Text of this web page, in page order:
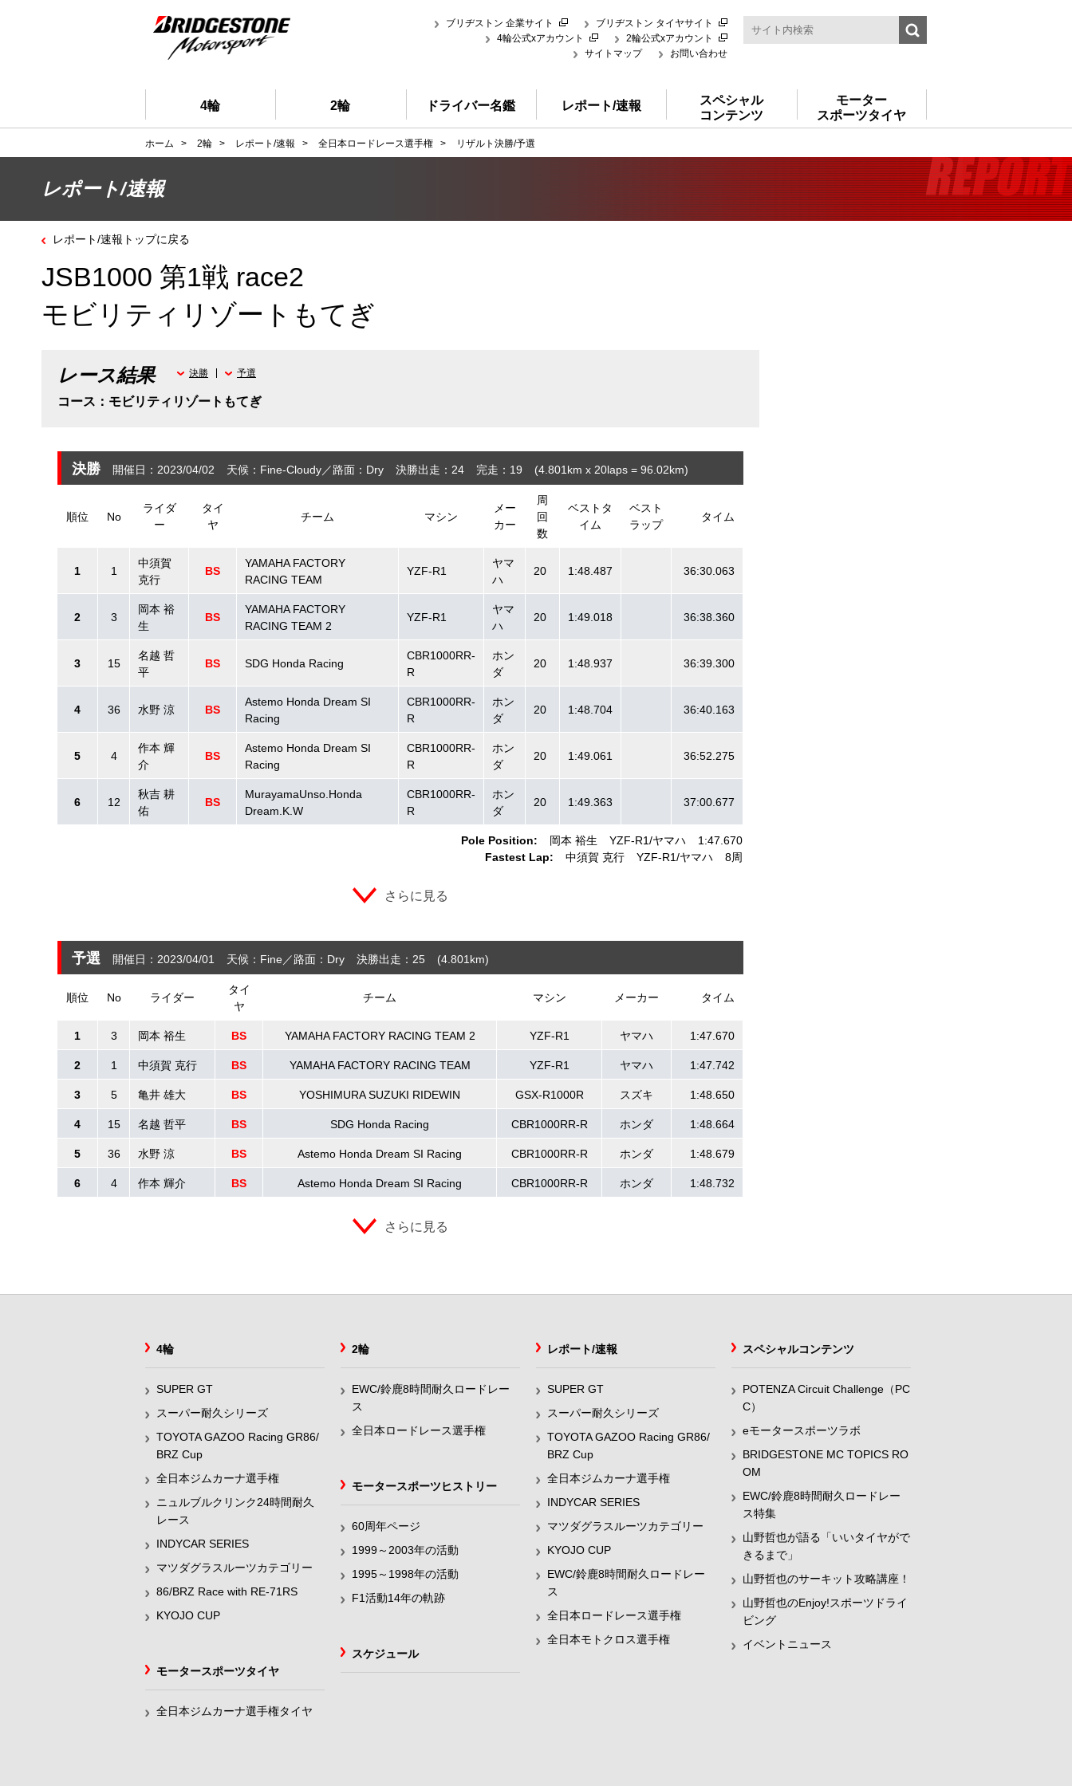
ブリヂストン 企業サイト
ブリヂストン タイヤサイト
4輪公式xアカウント
2輪公式xアカウント
サイトマップ
お問い合わせ
4輪 2輪 ドライバー名鑑 レポート/速報
スペシャル
コンテンツ
モーター
スポーツタイヤ
ホーム > 2輪 > レポート/速報 > 全日本ロードレース選手権 > リザルト決勝/予選
レポート/速報
レポート/速報トップに戻る
JSB1000 第1戦 race2
モビリティリゾートもてぎ
レース結果
コース：モビリティリゾートもてぎ
決勝 予選
決勝 開催日：2023/04/02 天候：Fine-Cloudy 路面：Dry 決勝出走：24 完走：19 (4.801 km x 20laps = 96.02km)
順位 No
ライダ
ー
タイ
ヤ
チーム マシン
メー
カー
周
回
数
ベストタ
イム
ベスト
ラップ
タイム
Pole Position: 岡本 裕生 YZF-R1 ヤマハ
1:47.670
Fastest Lap:
中須賀 克行 YZF-R1 ヤマハ 8周
1 1
中須賀
克行
BS
YAMAHA FACTORY
RACING TEAM
YZF-R1
ヤマ
ハ
20 1:48.487 36:30.063
2 3
岡本 裕
生
BS
YAMAHA FACTORY
RACING TEAM 2
YZF-R1
ヤマ
ハ
20 1:49.018 36:38.360
3 15
名越 哲
平
BS SDG Honda Racing
CBR1000RR-
R
ホン
ダ
20 1:48.937 36:39.300
4 36 水野 涼 BS
Astemo Honda Dream SI
Racing
CBR1000RR-
R
ホン
ダ
20 1:48.704 36:40.163
5 4
作本 輝
介
BS
Astemo Honda Dream SI
Racing
CBR1000RR-
R
ホン
ダ
20 1:49.061 36:52.275
6 12
秋吉 耕
佑
BS
MurayamaUnso.Honda
Dream.K.W
CBR1000RR-
R
ホン
ダ
20 1:49.363 37:00.677
さらに見る
予選 開催日：2023/04/01 天候：Fine 路面：Dry 決勝出走：25 (4.801 km)
順位 No ライダー
タイ
ヤ
チーム マシン メーカー タイム
1 3 岡本 裕生 BS YAMAHA FACTORY RACING TEAM 2 YZF-R1 ヤマハ 1:47.670
2 1 中須賀 克行 BS YAMAHA FACTORY RACING TEAM YZF-R1 ヤマハ 1:47.742
3 5 亀井 雄大 BS YOSHIMURA SUZUKI RIDEWIN GSX-R1000R スズキ 1:48.650
4 15 名越 哲平 BS SDG Honda Racing CBR1000RR-R ホンダ 1:48.664
5 36 水野 涼 BS Astemo Honda Dream SI Racing CBR1000RR-R ホンダ 1:48.679
6 4 作本 輝介 BS Astemo Honda Dream SI Racing CBR1000RR-R ホンダ 1:48.732
さらに見る
4輪
SUPER GT
スーパー耐久シリーズ
TOYOTA GAZOO Racing GR86/
BRZ Cup
全日本ジムカーナ選手権
ニュルブルクリンク24時間耐久
レース
INDYCAR SERIES
マツダグラスルーツカテゴリー
86/BRZ Race with RE-71RS
KYOJO CUP
2輪
EWC/鈴鹿8時間耐久ロードレー
ス
全日本ロードレース選手権
レポート/速報
SUPER GT
スーパー耐久シリーズ
TOYOTA GAZOO Racing GR86/
BRZ Cup
全日本ジムカーナ選手権
INDYCAR SERIES
マツダグラスルーツカテゴリー
KYOJO CUP
EWC/鈴鹿8時間耐久ロードレー
ス
全日本ロードレース選手権
全日本モトクロス選手権
スペシャルコンテンツ
POTENZA Circuit Challenge（PC
C）
eモータースポーツラボ
BRIDGESTONE MC TOPICS RO
OM
EWC/鈴鹿8時間耐久ロードレー
ス特集
山野哲也が語る「いいタイヤがで
きるまで」
山野哲也のサーキット攻略講座！
山野哲也のEnjoy!スポーツドライ
ビング
イベントニュース
モータースポーツヒストリー
60周年ページ
1999～2003年の活動
1995～1998年の活動
F1活動14年の軌跡
スケジュール
モータースポーツタイヤ
全日本ジムカーナ選手権タイヤ